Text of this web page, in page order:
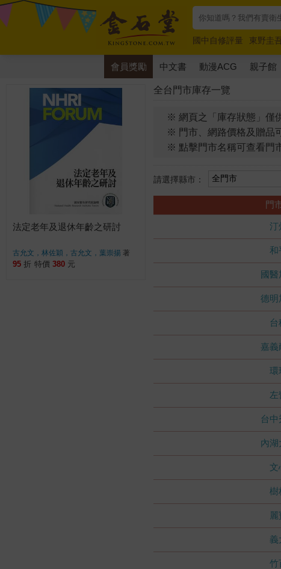
國中自修評量 東野圭
唯紅花綻放
奧德賽
會員獎勵 中文書 動漫ACG 親子館
全台門市庫存一覽
※ 網頁之「庫存狀態」僅
※ 門市、網路價格及贈品
※ 點擊門市名稱可查看門
請選擇縣市：
門
汀
和
國醫
德明
台
嘉義
環
左
台中
內湖
文
樹
麗
義
竹
法定老年及退休年齡之研討
古允文，林佐穎，古允文，葉崇揚 著
95 折 特價 380 元